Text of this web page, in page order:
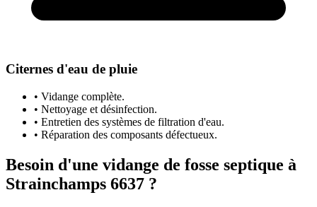
Citernes d'eau de pluie
• Vidange complète.
• Nettoyage et désinfection.
• Entretien des systèmes de filtration d'eau.
• Réparation des composants défectueux.
Besoin d'une vidange de fosse septique à
Strainchamps 6637 ?